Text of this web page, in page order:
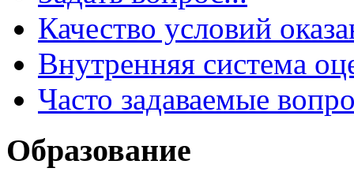
Качество условий
Внутренняя система
Часто задаваемые
Образование